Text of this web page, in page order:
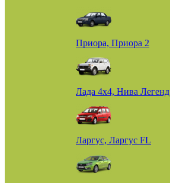
Приора, Приора 2
Лада 4х4, Нива Легенд
Ларгус, Ларгус FL